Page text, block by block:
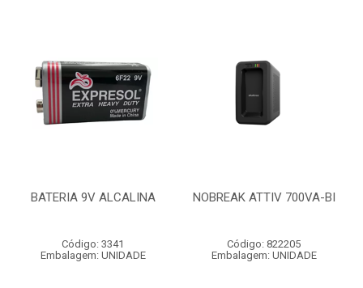
BATERIA 9V ALCALINA
Código: 3341
Embalagem: UNIDADE
NOBREAK ATTIV 700VA-BI
Código: 822205
Embalagem: UNIDADE